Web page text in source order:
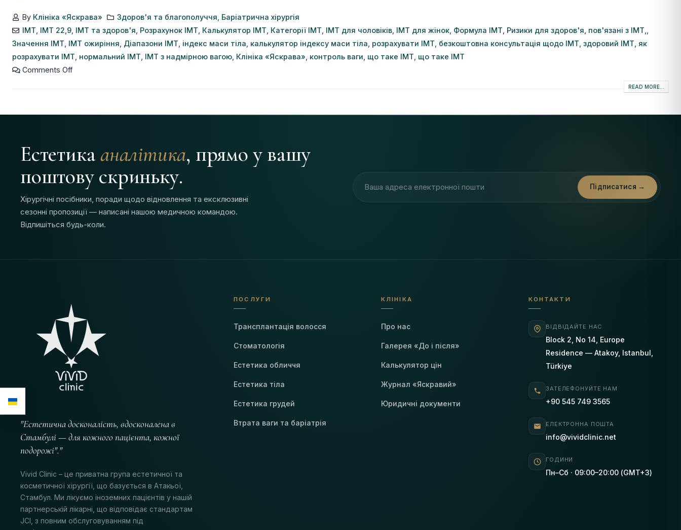
By Клініка «Яскрава» Здоров'я та благополуччя, Баріатрична хірургія
ІМТ, ІМТ 22,9, ІМТ та здоров'я, Розрахунок ІМТ, Калькулятор ІМТ, Категорії ІМТ, ІМТ для чоловіків, ІМТ для жінок, Формула ІМТ, Ризики для здоров'я, пов'язані з ІМТ,,
Значення ІМТ, ІМТ ожиріння, Діапазони ІМТ, індекс маси тіла, калькулятор індексу маси тіла, розрахувати ІМТ, безкоштовна консультація щодо ІМТ, здоровий ІМТ, як
розрахувати ІМТ, нормальний ІМТ, ІМТ з надмірною вагою, Клініка «Яскрава», контроль ваги, що таке ІМТ, що таке ІМТ
Comments Off
READ MORE...
Естетикааналітика, прямо у вашу
поштову скриньку.
Хірургічні посібники, поради щодо відновлення та ексклюзивні
сезонні пропозиції — написані нашою медичною командою.
Відпишіться будь-коли.
Підписатися →
"Естетична досконалість, вдосконалена в
Стамбулі — для кожного пацієнта, кожної
подорожі"."
Vivid Clinic – це приватна група естетичної та
косметичної хірургії, що базується в Атакьої,
Стамбул. Ми лікуємо іноземних пацієнтів у нашій
партнерській лікарні, що відповідає стандартам
JCI, з повним обслуговуванням під
ПОСЛУГИ
Трансплантація волосся
Стоматологія
Естетика обличчя
Естетика тіла
Естетика грудей
Втрата ваги та баріатрія
КЛІНІКА
Про нас
Галерея «До і після»
Калькулятор цін
Журнал «Яскравий»
Юридичні документи
КОНТАКТИ
ВІДВІДАЙТЕ НАС
Block 2, No 14, Europe
Residence — Atakoy, Istanbul,
Türkiye
ЗАТЕЛЕФОНУЙТЕ НАМ
+90 545 749 3565
ЕЛЕКТРОННА ПОШТА
info@vividclinic.net
ГОДИНИ
Пн–Сб · 09:00–20:00 (GMT+3)